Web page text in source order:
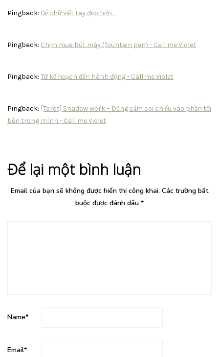
Pingback: Để chữ viết tay đẹp hơn -
Pingback: Chọn mua bút máy (fountain pen) - Call me Violet
Pingback: Từ kế hoạch đến hành động - Call me Violet
Pingback: [Tarot] Shadow work – Dũng cảm soi chiếu vào phần tối
bên trong mình - Call me Violet
Để lại một bình luận
Email của bạn sẽ không được hiển thị công khai. Các trường bắt
buộc được đánh dấu *
Name*
Email*